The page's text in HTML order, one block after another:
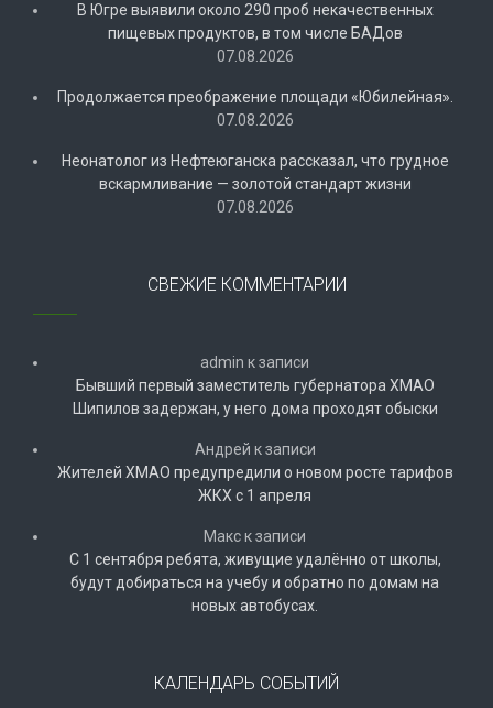
В Югре выявили около 290 проб некачественных
пищевых продуктов, в том числе БАДов
07.08.2026
Продолжается преображение площади «Юбилейная».
07.08.2026
Неонатолог из Нефтеюганска рассказал, что грудное
вскармливание — золотой стандарт жизни
07.08.2026
СВЕЖИЕ КОММЕНТАРИИ
admin к записи
Бывший первый заместитель губернатора ХМАО
Шипилов задержан, у него дома проходят обыски
Андрей к записи
Жителей ХМАО предупредили о новом росте тарифов
ЖКХ с 1 апреля
Макск записи
С 1 сентября ребята, живущие удалённо от школы,
будут добираться на учебу и обратно по домам на
новых автобусах.
КАЛЕНДАРЬ СОБЫТИЙ